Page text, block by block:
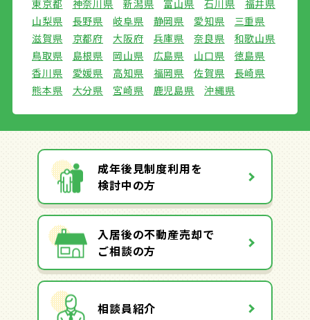
東京都
神奈川県 新潟県 富山県 石川県
福井県
山梨県
長野県 岐阜県 静岡県 愛知県
三重県
滋賀県
京都府 大阪府 兵庫県 奈良県
和歌山県
鳥取県
島根県 岡山県 広島県 山口県
徳島県
香川県
愛媛県 高知県 福岡県 佐賀県
長崎県
熊本県
大分県 宮崎県 鹿児島県 沖縄県
成年後見制度利用を
検討中の方
入居後の不動産売却で
ご相談の方
相談員紹介